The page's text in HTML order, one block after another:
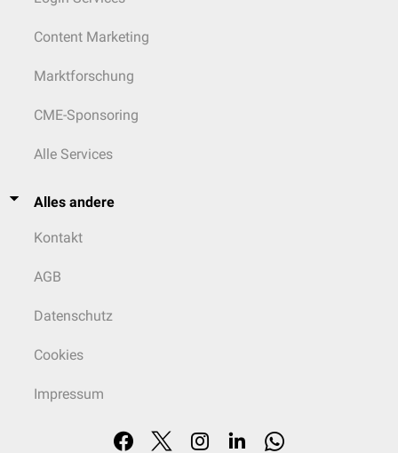
Content Marketing
Marktforschung
CME-Sponsoring
Alle Services
Alles andere
Kontakt
AGB
Datenschutz
Cookies
Impressum